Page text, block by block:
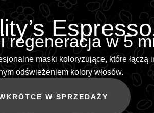
Espresso
regeneracja w 5
maski koloryzujące, które łączą
odświeżeniem kolory włosów.
W SPRZEDAŻY